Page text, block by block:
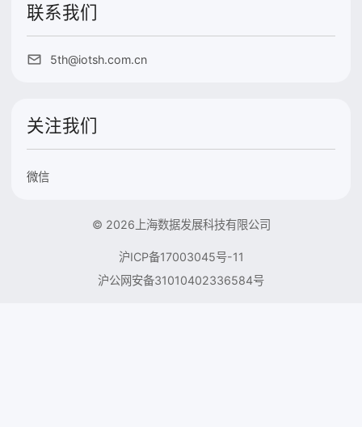
联系我们
5th@iotsh.com.cn
关注我们
微信
© 2026上海数据发展科技有限公司
沪ICP备17003045号-11
沪公网安备31010402336584号